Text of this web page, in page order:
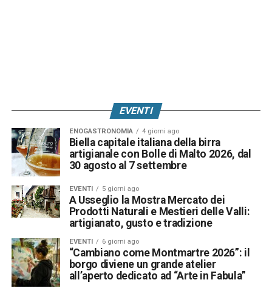
EVENTI
ENOGASTRONOMIA 4 giorni ago
Biella capitale italiana della birra
artigianale con Bolle di Malto 2026, dal
30 agosto al 7 settembre
EVENTI 5 giorni ago
A Usseglio la Mostra Mercato dei
Prodotti Naturali e Mestieri delle Valli:
artigianato, gusto e tradizione
EVENTI 6 giorni ago
“Cambiano come Montmartre 2026”: il
borgo diviene un grande atelier
all’aperto dedicato ad “Arte in Fabula”